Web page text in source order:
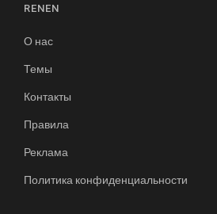
RENEN
О нас
Темы
Контакты
Правила
Реклама
Политика конфиденциальности